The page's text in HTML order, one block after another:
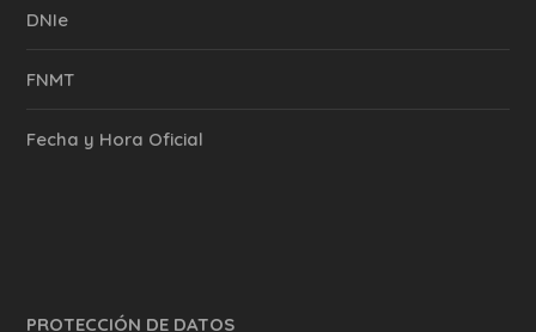
DNIe
FNMT
Fecha y Hora Oficial
PROTECCIÓN DE DATOS